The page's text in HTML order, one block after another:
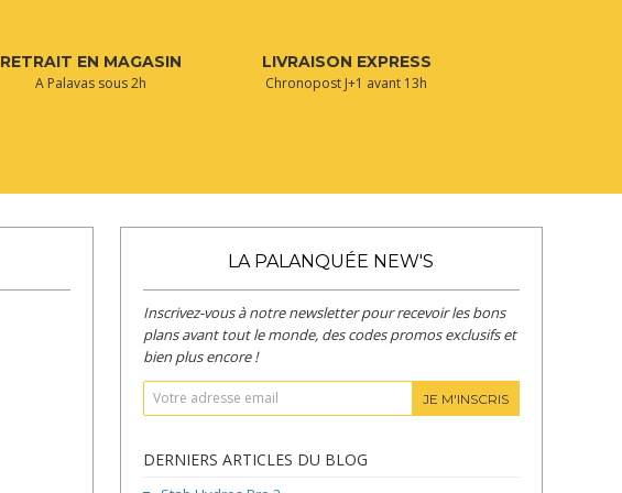
RETRAIT EN MAGASIN
A Palavas sous 2h
LIVRAISON EXPRESS
Chronopost J+1 avant 13h
LA PALANQUÉE NEW'S
Inscrivez-vous à notre newsletter pour recevoir les bons
plans avant tout le monde, des codes promos exclusifs et
bien plus encore !
JE M'INSCRIS
DERNIERS ARTICLES DU BLOG